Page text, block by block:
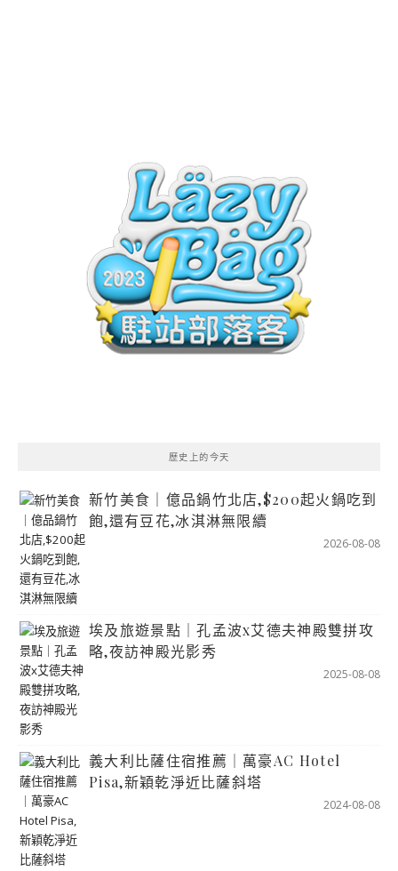
歷史上的今天
新竹美食｜億品鍋竹北店,$200起火鍋吃到
飽,還有豆花,冰淇淋無限續
2026-08-08
埃及旅遊景點｜孔孟波x艾德夫神殿雙拼攻
略,夜訪神殿光影秀
2025-08-08
義大利比薩住宿推薦｜萬豪AC Hotel
Pisa,新穎乾淨近比薩斜塔
2024-08-08